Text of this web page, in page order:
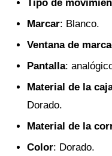
Tipo de
Marcar: Blanco.
Ventana de
Pantalla:
Material de la
Dorado.
Material de la
Color: Dorado.